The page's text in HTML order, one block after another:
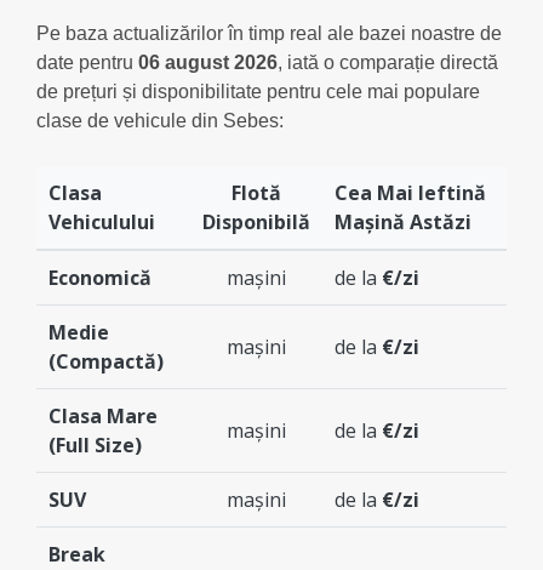
Pe baza actualizărilor în timp real ale bazei noastre de
date pentru 06 august 2026, iată o comparație directă
de prețuri și disponibilitate pentru cele mai populare
clase de vehicule din Sebes:
Clasa
Vehiculului
Flotă
Disponibilă
Cea Mai Ieftină
Mașină Astăzi
Economică mașini de la €/zi
Medie
(Compactă)
mașini de la €/zi
Clasa Mare
(Full Size)
mașini de la €/zi
SUV mașini de la €/zi
Break